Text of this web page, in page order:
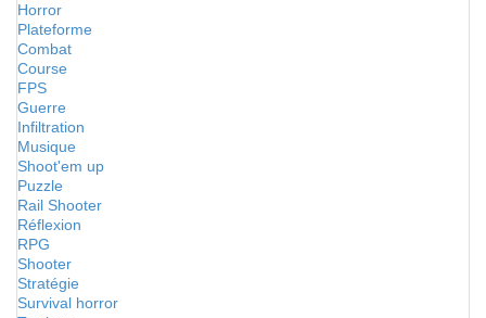
Horror
Plateforme
Combat
Course
FPS
Guerre
Infiltration
Musique
Shoot'em up
Puzzle
Rail Shooter
Réflexion
RPG
Shooter
Stratégie
Survival horror